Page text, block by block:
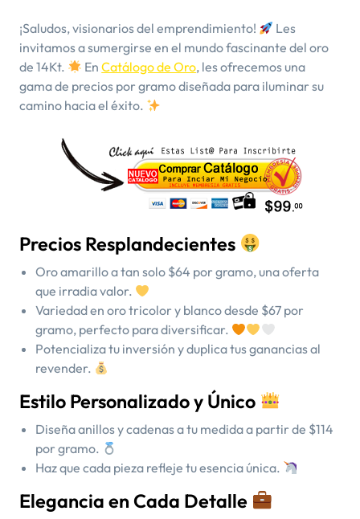
¡Saludos, visionarios del emprendimiento!
Les
invitamos a sumergirse en el mundo fascinante del oro
de 14Kt.
EnCatálogo de Oro, les ofrecemos una
gama de precios por gramo diseñada para iluminar su
camino hacia el éxito.
Precios Resplandecientes
Oro amarillo a tan solo $64 por gramo, una oferta
que irradia valor.
Variedad en oro tricolor y blanco desde $67 por
gramo, perfecto para diversificar.
Potencializa tu inversión y duplica tus ganancias al
revender.
Estilo Personalizado y Único
Diseña anillos y cadenas a tu medida a partir de $114
por gramo.
Haz que cada pieza refleje tu esencia única.
Elegancia en Cada Detalle